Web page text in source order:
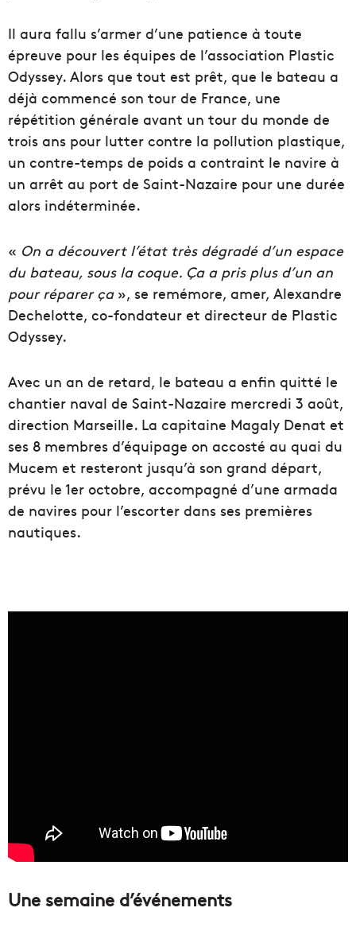
Il aura fallu s’armer d’une patience à toute
épreuve pour les équipes de l’association Plastic
Odyssey. Alors que tout est prêt, que le bateau a
déjà commencé son tour de France, une
répétition générale avant un tour du monde de
trois ans pour lutter contre la pollution plastique,
un contre-temps de poids a contraint le navire à
un arrêt au port de Saint-Nazaire pour une durée
alors indéterminée.
« On a découvert l’état très dégradé d’un espace
du bateau, sous la coque. Ça a pris plus d’un an
pour réparer ça», se remémore, amer, Alexandre
Dechelotte, co-fondateur et directeur de Plastic
Odyssey.
Avec un an de retard, le bateau a enfin quitté le
chantier naval de Saint-Nazaire mercredi 3 août,
direction Marseille. La capitaine Magaly Denat et
ses 8 membres d’équipage on accosté au quai du
Mucem et resteront jusqu’à son grand départ,
prévu le 1er octobre, accompagné d’une armada
de navires pour l’escorter dans ses premières
nautiques.
Une semaine d’événements